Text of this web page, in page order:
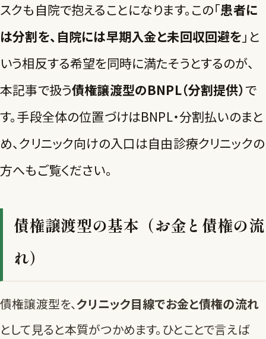
スクも自院で抱えることになります。この「患者に
は分割を、自院には早期入金と未回収回避を 」と
いう相反する希望を同時に満たそうとするのが、
本記事で扱う債権譲渡型のBNPL（分割提供） で
す。手段全体の位置づけはBNPL・分割払いのまと
め、クリニック向けの入口は自由診療クリニックの
方へもご覧ください。
債権譲渡型の基本（お金と債権の流
れ）
債権譲渡型を、クリニック目線でお金と債権の流れ
として見ると本質がつかめます。ひとことで言えば